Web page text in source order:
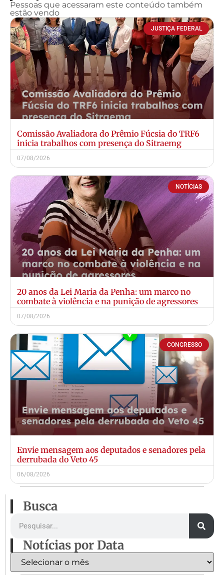
Pessoas que acessaram este conteúdo também
estão vendo
JUSTIÇA FEDERAL
Comissão Avaliadora do Prêmio Fúcsia do TRF6
inicia trabalhos com presença do Sitraemg
07/08/2026
NOTÍCIAS
20 anos da Lei Maria da Penha: um marco no
combate à violência e na punição de agressores
07/08/2026
CONGRESSO
Envie mensagem aos deputados e senadores pela
derrubada do Veto 45
06/08/2026
Busca
Notícias por Data